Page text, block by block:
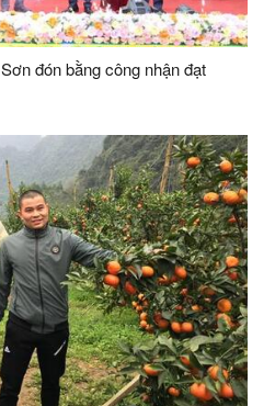
đón bằng công nhận đạt